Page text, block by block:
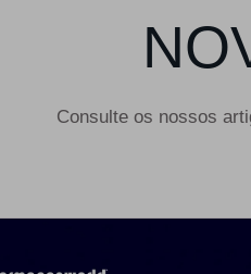
Consulte os nossos